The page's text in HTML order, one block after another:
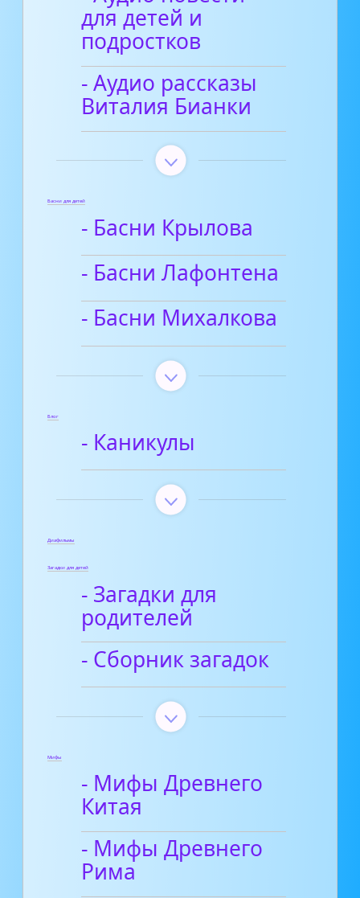
для детей и
подростков
- Аудио рассказы
Виталия Бианки
Басни для детей
- Басни Крылова
- Басни Лафонтена
- Басни Михалкова
Блог
- Каникулы
Диафильмы
Загадки для детей
- Загадки для
родителей
- Сборник загадок
Мифы
- Мифы Древнего
Китая
- Мифы Древнего
Рима